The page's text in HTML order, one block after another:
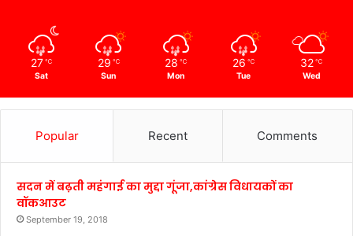
27 ℃
Sat
29 ℃
Sun
28 ℃
Mon
26 ℃
Tue
32 ℃
Wed
Popular Recent Comments
सदन में बढ़ती महंगाई का मुद्दा गूंजा,कांग्रेस विधायकों का
वॉकआउट
September 19, 2018